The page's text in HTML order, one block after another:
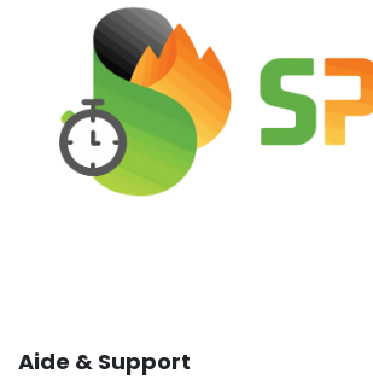
Aide & Support